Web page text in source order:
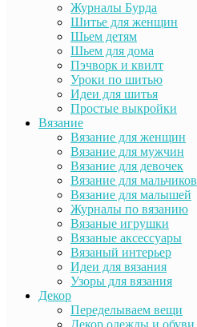
Журналы Бурда
Шитье для женщин
Шьем детям
Шьем для дома
Пэчворк и квилт
Уроки по шитью
Идеи для шитья
Простые выкройки
Вязание
Вязание для женщин
Вязание для мужчин
Вязание для девочек
Вязание для мальчиков
Вязание для малышей
Журналы по вязанию
Вязаные игрушки
Вязаные аксессуары
Вязаный интерьер
Идеи для вязания
Узоры для вязания
Декор
Переделываем вещи
Декор одежды и обуви